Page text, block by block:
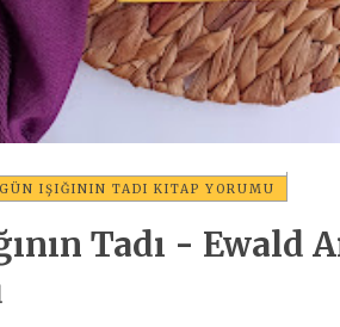
IŞIĞININ TADI KITAP YORUMU
Tadı - Ewald